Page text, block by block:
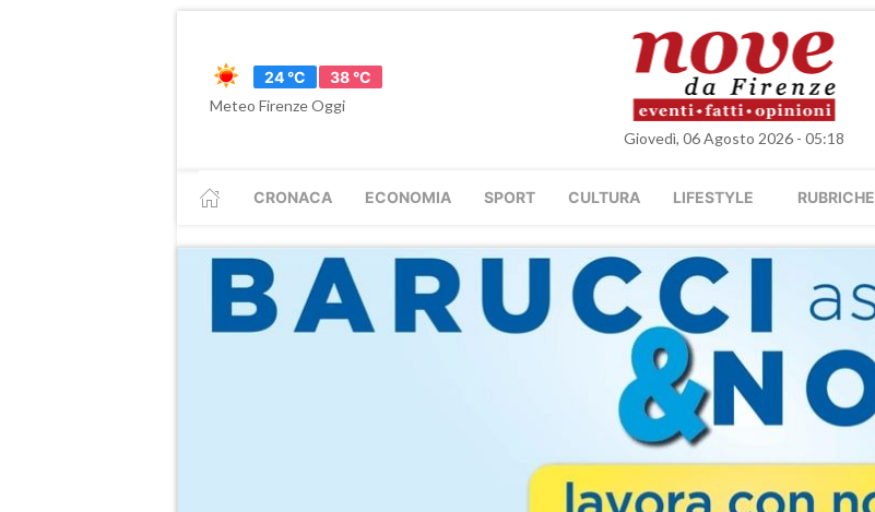
24 °C
38 °C
Meteo Firenze Oggi
Giovedì, 06 Agosto 2026 - 05:18
CRONACA ECONOMIA SPORT CULTURA LIFESTYLE RUBRICHE